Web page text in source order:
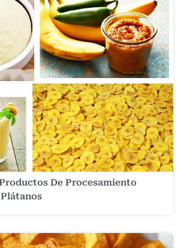
De Procesamiento